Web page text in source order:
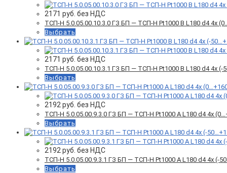
2171 руб. без НДС
ТСП-Н 5.0.05.00.10.3.0 ГЗ БП — ТСП-Н Pt1000 B L180 d4 4x
Выбрать
2171 руб. без НДС
ТСП-Н 5.0.05.00.10.3.1 ГЗ БП — ТСП-Н Pt1000 B L180 d4 4x
Выбрать
2192 руб. без НДС
ТСП-Н 5.0.05.00.9.3.0 ГЗ БП — ТСП-Н Pt1000 A L180 d4 4x
Выбрать
2192 руб. без НДС
ТСП-Н 5.0.05.00.9.3.1 ГЗ БП — ТСП-Н Pt1000 A L180 d4 4x (-
Выбрать